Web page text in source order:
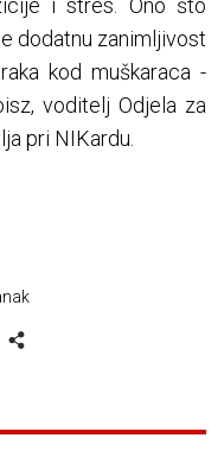
i stres. Ono što
dodatnu zanimljivost
kod muškaraca -
voditelj Odjela za
pri NIKardu.